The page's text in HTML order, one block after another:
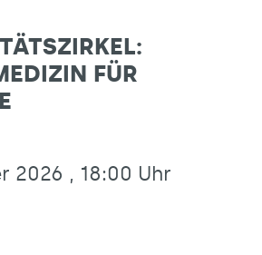
FÜR
2026 , 18:00 Uhr